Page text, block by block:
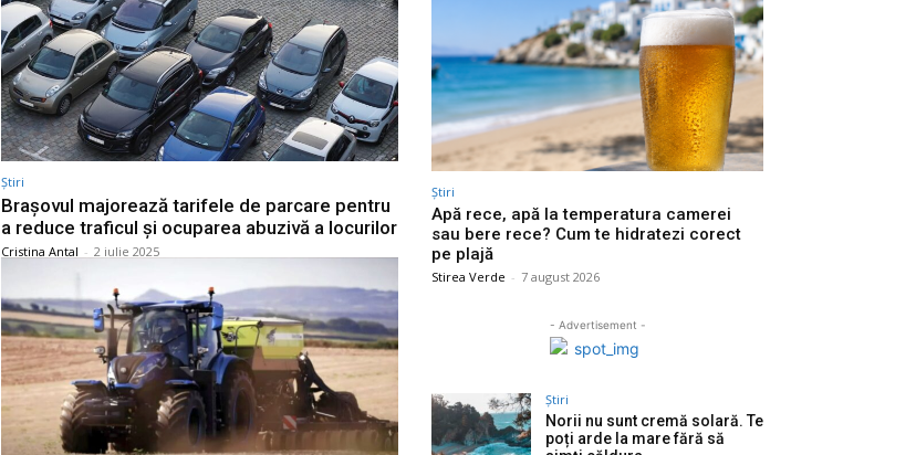
Știri
Brașovul majorează tarifele de parcare pentru
a reduce traficul și ocuparea abuzivă a locurilor
Cristina Antal - 2 iulie 2025
Știri
Apă rece, apă la temperatura camerei
sau bere rece? Cum te hidratezi corect
pe plajă
Stirea Verde - 7 august 2026
- Advertisement -
Știri
Norii nu sunt cremă solară. Te
poți arde la mare fără să